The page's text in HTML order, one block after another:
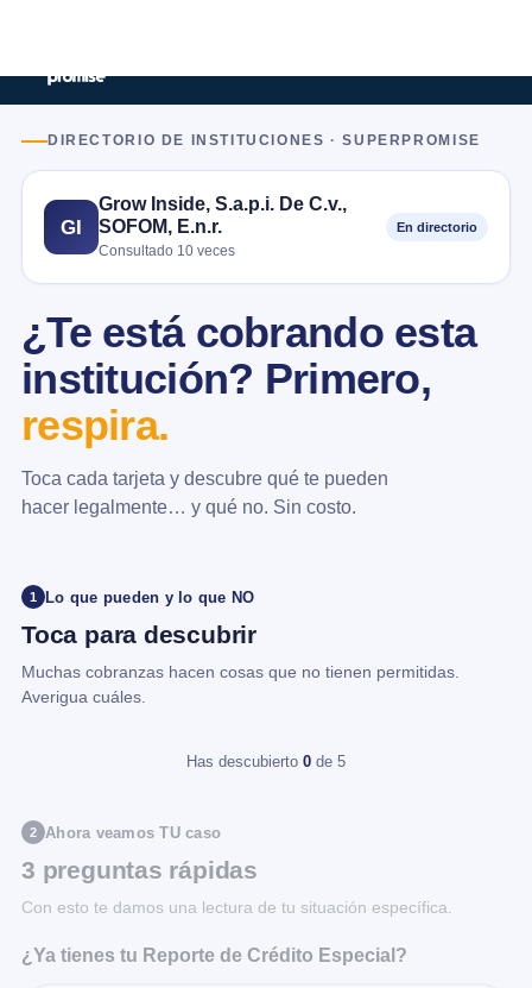
DIRECTORIO DE INSTITUCIONES · SUPERPROMISE
GI
Grow Inside, S.a.p.i. De C.v.,
SOFOM, E.n.r.
Consultado 10 veces
En directorio
¿Te está cobrando esta
institución? Primero,
respira.
Toca cada tarjeta y descubre qué te pueden
hacer legalmente… y qué no. Sin costo.
1 Lo que pueden y lo que NO
Toca para descubrir
Muchas cobranzas hacen cosas que no tienen permitidas.
Averigua cuáles.
Has descubierto 0 de 5
2 Ahora veamos TU caso
3 preguntas rápidas
Con esto te damos una lectura de tu situación específica.
¿Ya tienes tu Reporte de Crédito Especial?